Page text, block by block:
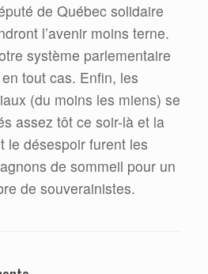
de Québec solidaire
l’avenir moins terne.
système parlementaire
tout cas. Enfin, les
(du moins les miens) se
assez tôt ce soir-là et la
le désespoir furent les
de sommeil pour un
de souverainistes.